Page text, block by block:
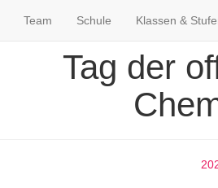
Team Schule Klassen &
Tag der